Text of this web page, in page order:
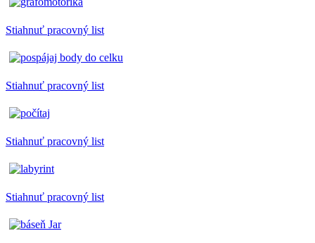
Stiahnuť pracovný list
Stiahnuť pracovný list
Stiahnuť pracovný list
Stiahnuť pracovný list